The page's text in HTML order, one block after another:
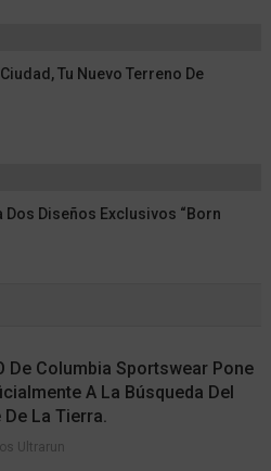
Tu Nuevo Terreno De
Dos Diseños Exclusivos “Born
De Columbia Sportswear Pone
A La Búsqueda Del
De La Tierra.
Ultrarun